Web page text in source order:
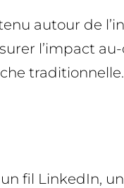
autour de
l’impact
traditionnelle.
fil LinkedIn,